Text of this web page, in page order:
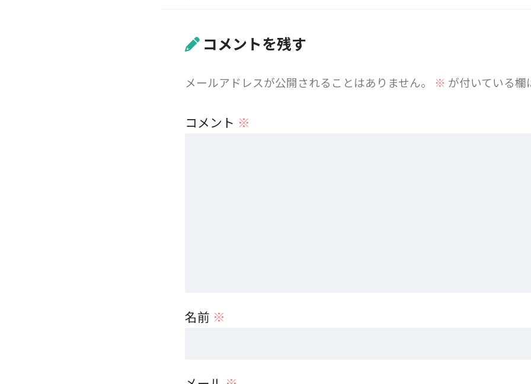
コメントを残す
メールアドレスが公開されることはありません。 ※ が付いている
コメント ※
名前 ※